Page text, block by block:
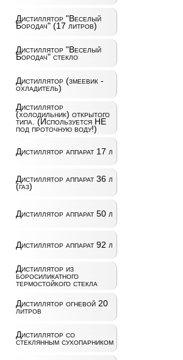
Дистиллятор "Веселый
Бородач" (17 литров)
Дистиллятор "Веселый
Бородач" стекло
Дистиллятор (змеевик -
охладитель)
Дистиллятор
(холодильник) открытого
типа. (Используется НЕ
под проточную воду!)
Дистиллятор аппарат 17 л
Дистиллятор аппарат 36 л
(газ)
Дистиллятор аппарат 50 л
Дистиллятор аппарат 92 л
Дистиллятор из
боросиликатного
термостойкого стекла
Дистиллятор огневой 20
литров
Дистиллятор со
стеклянным сухопарником